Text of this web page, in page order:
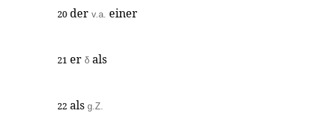
20 der v.a. einer
21 er δ als
22 als g.Z.